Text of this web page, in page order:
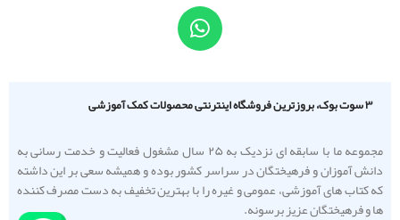
۳ سوت بوک، بروزترین فروشگاه اینترنتی محصولات کمک آموزشی
مجموعه ما با سابقه ای نزدیک به ۲۵ سال مشغول فعالیت و خدمت رسانی به
دانش آموزان و فرهیختگان در سراسر کشور بوده و همیشه سعی بر این داشته
که کتاب های آموزشی، عمومی و غیره را با بهترین تخفیف به دست مصرف کننده
ها و فرهیختگان عزیز برسونه.